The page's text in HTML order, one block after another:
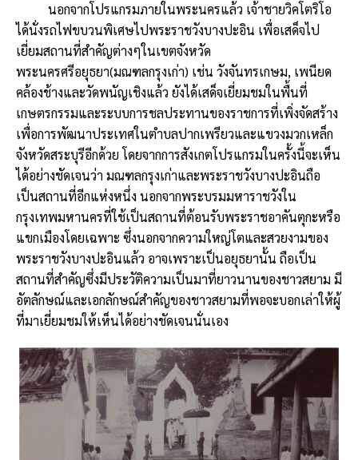
นอกจากโปรแกรมภายในพระนครแล้ว เจ้าชายวิคโตริโอ
ได้นั่งรถไฟขบวนพิเศษไปพระราชวังบางปะอิน เพื่อเสด็จไป
เยี่ยมสถานที่สำคัญต่างๆในเขตจังหวัด
พระนครศรีอยุธยา(มณฑลกรุงเก่า) เช่น วังจันทรเกษม, เพนียด
คล้องช้างและวัดพนัญเชิงแล้ว ยังได้เสด็จเยี่ยมชมในพื้นที่
เกษตรกรรมและระบบการชลประทานของราชการที่เพิ่งจัดสร้าง
เพื่อการพัฒนาประเทศในตำบลปากเพรียวและแขวงมวกเหล็ก
จังหวัดสระบุรีอีกด้วย โดยจากการสังเกตโปรแกรมในครั้งนี้จะเห็น
ได้อย่างชัดเจนว่า มณฑลกรุงเก่าและพระราชวังบางปะอินถือ
เป็นสถานที่อีกแห่งหนึ่ง นอกจากพระบรมมหาราชวังใน
กรุงเทพมหานครที่ใช้เป็นสถานที่ต้อนรับพระราชอาคันตุกะหรือ
แขกเมืองโดยเฉพาะ ซึ่งนอกจากความใหญ่โตและสวยงามของ
พระราชวังบางปะอินแล้ว อาจเพราะเป็นอยุธยานั้น ถือเป็น
สถานที่สำคัญซึ่งมีประวัติความเป็นมาที่ยาวนานของชาวสยาม มี
อัตลักษณ์และเอกลักษณ์สำคัญของชาวสยามที่พอจะบอกเล่าให้ผู้
ที่มาเยี่ยมชมให้เห็นได้อย่างชัดเจนนั่นเอง